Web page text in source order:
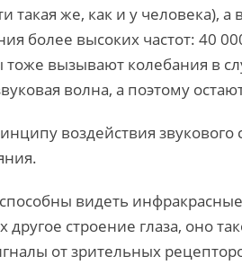
такая же, как и у человека),
более высоких частот: 40
тоже вызывают колебания в
волна, а поэтому
воздействия
видеть
другое строение глаза, оно
от зрительных